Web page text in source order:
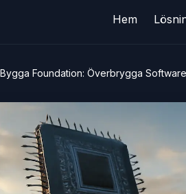
Hem
Bygga Foundation: Överbrygga